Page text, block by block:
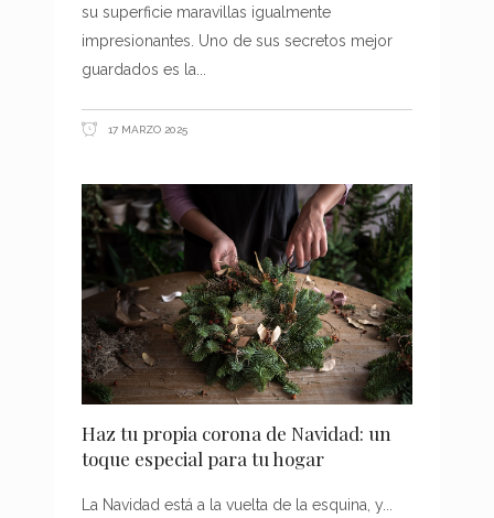
su superficie maravillas igualmente
impresionantes. Uno de sus secretos mejor
guardados es la
17 MARZO 2025
Haz tu propia corona de Navidad: un
toque especial para tu hogar
La Navidad está a la vuelta de la esquina, y